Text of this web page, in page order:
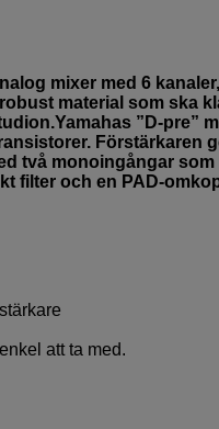
mixer med 6
material som ska
”D-pre”
Förstärkaren
två monoingångar
filter och en PAD-
att ta med.